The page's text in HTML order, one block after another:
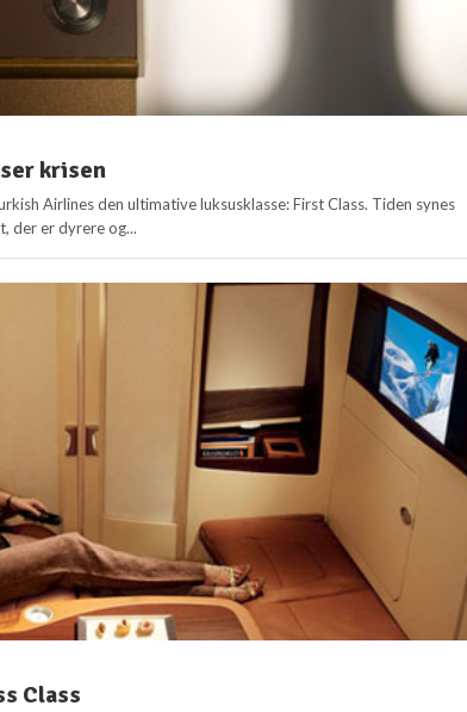
krisen
Airlines den ultimative luksusklasse: First Class. Tiden synes
der er dyrere og...
Class